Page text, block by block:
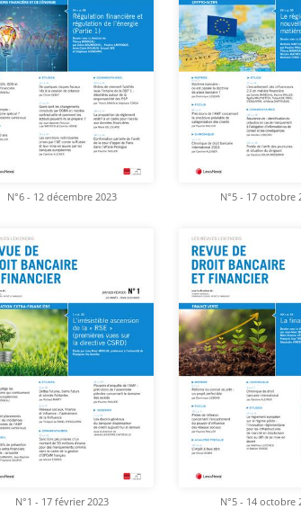
N°6 - 12 décembre 2023 N°5 - 17 octobre
N°1 - 17 février 2023 N°5 - 14 octobre